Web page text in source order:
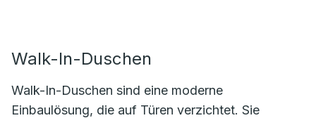
Walk-In-Duschen
Walk-In-Duschen sind eine moderne
Einbaulösung, die auf Türen verzichtet. Sie